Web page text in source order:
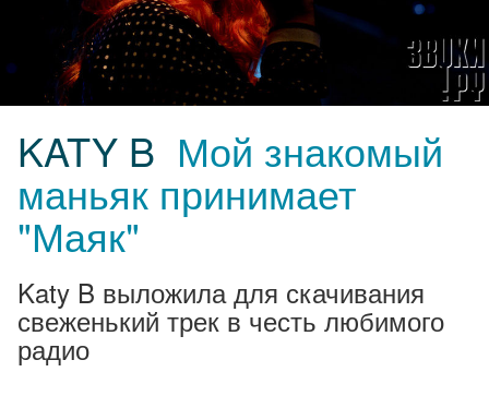
KATY B Мой знакомый
маньяк принимает
"Маяк"
Katy B выложила для скачивания
свеженький трек в честь любимого
радио